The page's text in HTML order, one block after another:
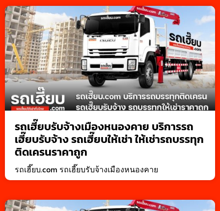
รถเฮี๊ยบรับจ้างเมืองหนองคาย บริการรถ
เฮี๊ยบรับจ้าง รถเฮี๊ยบให้เช่า ให้เช่ารถบรรทุก
ติดเครนราคาถูก
รถเฮี๊ยบ.com รถเฮี๊ยบรับจ้างเมืองหนองคาย